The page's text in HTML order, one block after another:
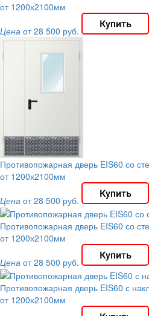
от 1200х2100мм
Цена от 28 500 руб.
Противопожарная дверь EIS60 со
от 1200х2100мм
Цена от 28 500 руб.
Противопожарная дверь EIS60 со
от 1200х2100мм
Цена от 28 500 руб.
Противопожарная дверь EIS60 с
от 1200х2100мм